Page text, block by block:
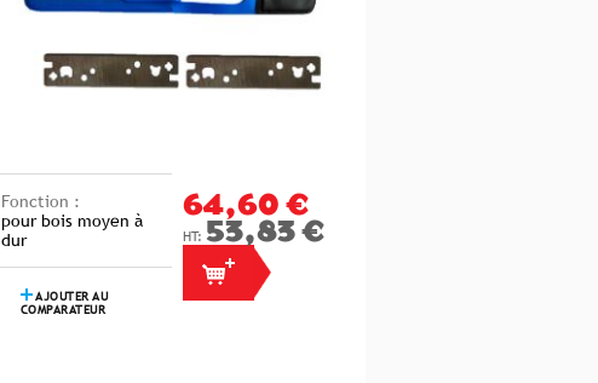
Fonction :
pour bois moyen à
dur
AJOUTER AU
COMPARATEUR
64,60 €
53,83 €